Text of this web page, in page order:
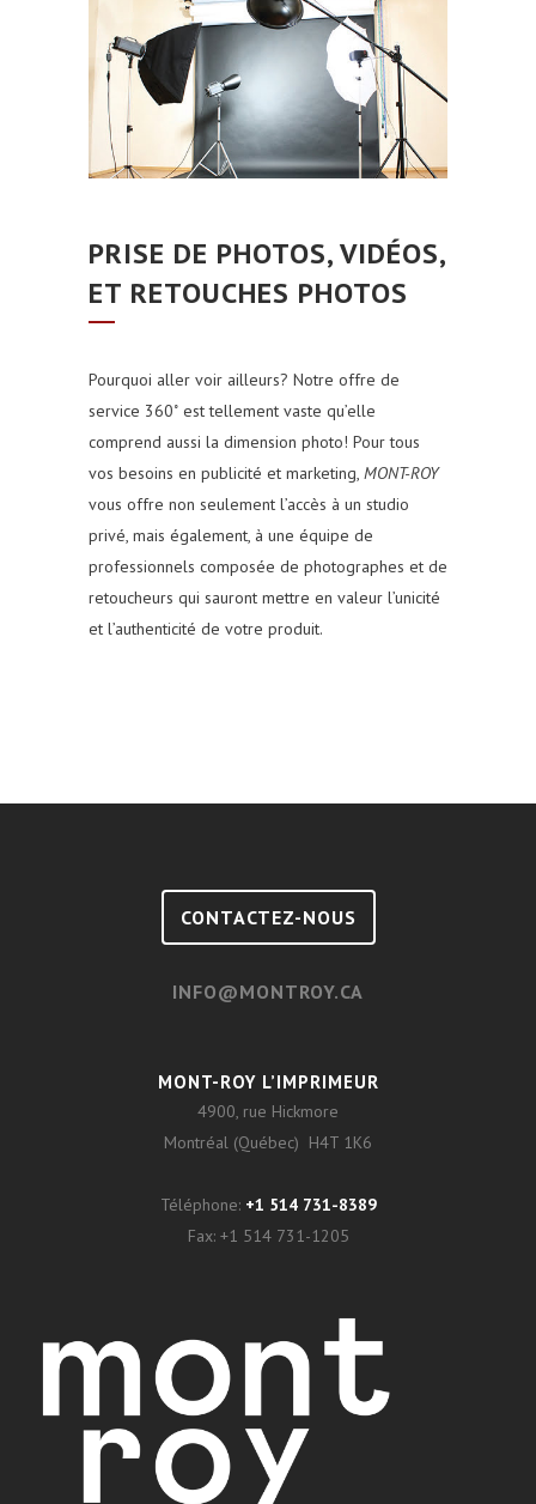
PRISE DE PHOTOS, VIDÉOS,
ET RETOUCHES PHOTOS
Pourquoi aller voir ailleurs? Notre offre de
service 360˚ est tellement vaste qu’elle
comprend aussi la dimension photo! Pour tous
vos besoins en publicité et marketing, MONT-ROY
vous offre non seulement l’accès à un studio
privé, mais également, à une équipe de
professionnels composée de photographes et de
retoucheurs qui sauront mettre en valeur l’unicité
et l’authenticité de votre produit.
CONTACTEZ-NOUS
INFO@MONTROY.CA
MONT-ROY L’IMPRIMEUR
4900, rue Hickmore
Montréal (Québec) H4T 1K6
Téléphone: +1 514 731-8389
Fax: +1 514 731-1205